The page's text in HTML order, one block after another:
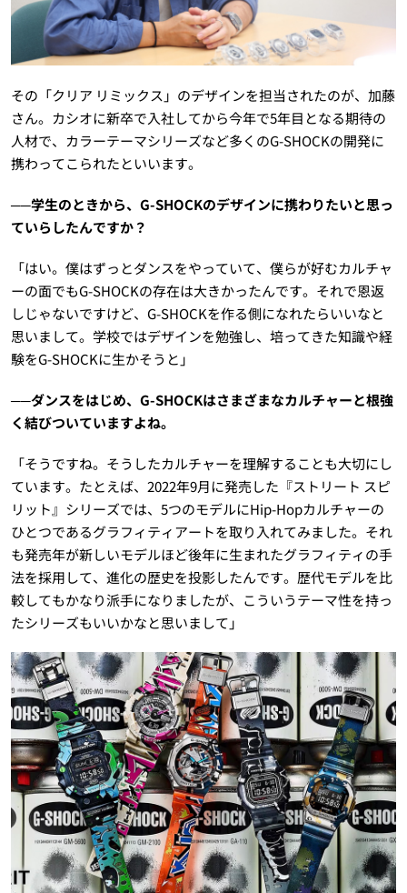
その「クリア リミックス」のデザインを担当されたのが、加藤
さん。カシオに新卒で入社してから今年で5年目となる期待の
人材で、カラーテーマシリーズなど多くのG-SHOCKの開発に
携わってこられたといいます。
──学生のときから、G-SHOCKのデザインに携わりたいと思っ
ていらしたんですか？
「はい。僕はずっとダンスをやっていて、僕らが好むカルチャ
ーの面でもG-SHOCKの存在は大きかったんです。それで恩返
しじゃないですけど、G-SHOCKを作る側になれたらいいなと
思いまして。学校ではデザインを勉強し、培ってきた知識や経
験をG-SHOCKに生かそうと」
──ダンスをはじめ、G-SHOCKはさまざまなカルチャーと根強
く結びついていますよね。
「そうですね。そうしたカルチャーを理解することも大切にし
ています。たとえば、2022年9月に発売した『ストリート スピ
リット』シリーズでは、5つのモデルにHip-Hopカルチャーの
ひとつであるグラフィティアートを取り入れてみました。それ
も発売年が新しいモデルほど後年に生まれたグラフィティの手
法を採用して、進化の歴史を投影したんです。歴代モデルを比
較してもかなり派手になりましたが、こういうテーマ性を持っ
たシリーズもいいかなと思いまして」